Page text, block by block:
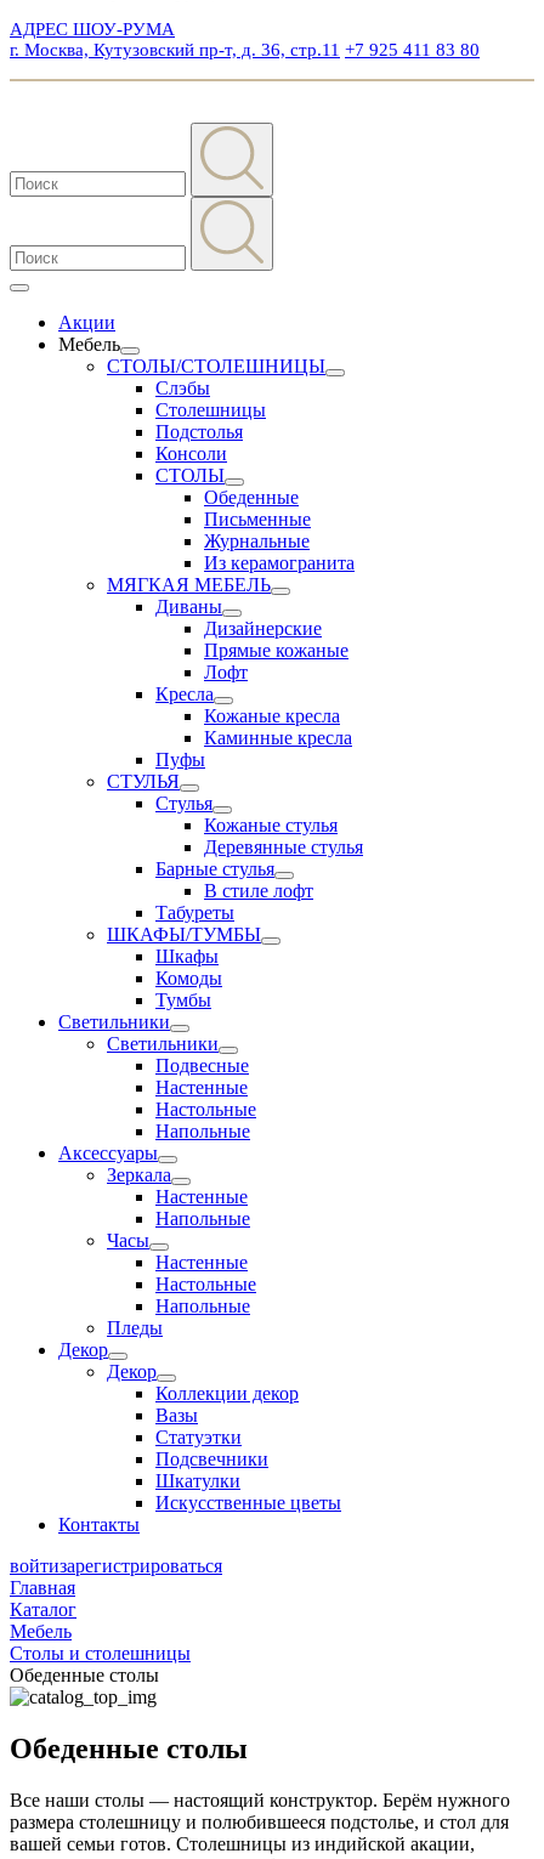
АДРЕС ШОУ-РУМА
г. Москва, Кутузовский пр-т, д. 36, стр.11 +7 925 411 83 80
Акции
Мебель
СТОЛЫ/СТОЛЕШНИЦЫ
Слэбы
Столешницы
Подстолья
Консоли
СТОЛЫ
Обеденные
Письменные
Журнальные
Из керамогранита
МЯГКАЯ МЕБЕЛЬ
Диваны
Дизайнерские
Прямые кожаные
Лофт
Кресла
Кожаные кресла
Каминные кресла
Пуфы
СТУЛЬЯ
Стулья
Кожаные стулья
Деревянные стулья
Барные стулья
В стиле лофт
Табуреты
ШКАФЫ/ТУМБЫ
Шкафы
Комоды
Тумбы
Светильники
Светильники
Подвесные
Настенные
Настольные
Напольные
Аксессуары
Зеркала
Настенные
Напольные
Часы
Настенные
Настольные
Напольные
Пледы
Декор
Декор
Коллекции декор
Вазы
Статуэтки
Подсвечники
Шкатулки
Искусственные цветы
Контакты
войтизарегистрироваться
Главная
Каталог
Мебель
Столы и столешницы
Обеденные столы
Обеденные столы
Все наши столы — настоящий конструктор. Берём нужного
размера столешницу и полюбившееся подстолье, и стол для
вашей семьи готов. Столешницы из индийской акации,